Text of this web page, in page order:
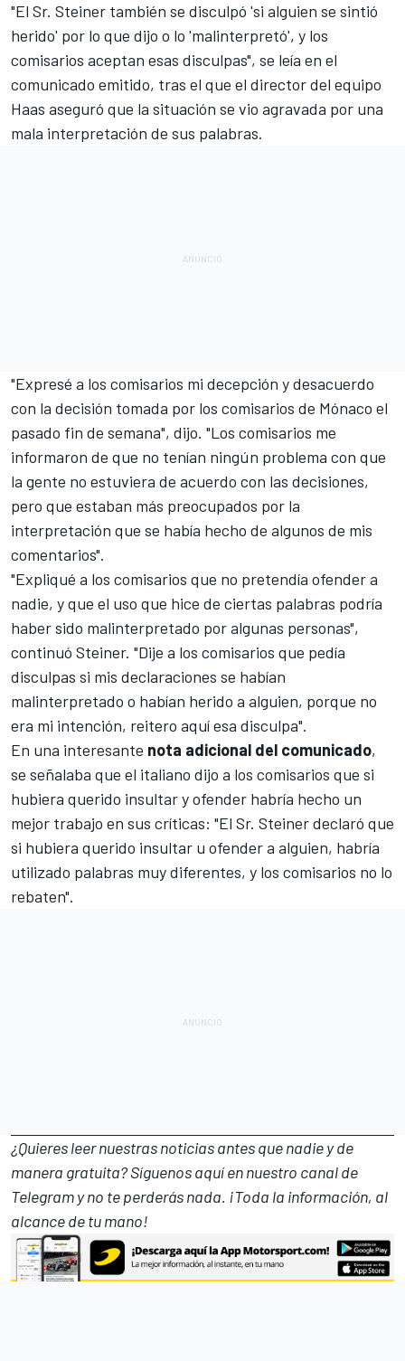
"El Sr. Steiner también se disculpó 'si alguien se sintió
herido' por lo que dijo o lo 'malinterpretó', y los
comisarios aceptan esas disculpas", se leía en el
comunicado emitido, tras el que el director del equipo
Haas aseguró que la situación se vio agravada por una
mala interpretación de sus palabras.
"Expresé a los comisarios mi decepción y desacuerdo
con la decisión tomada por los comisarios de Mónaco el
pasado fin de semana", dijo. "Los comisarios me
informaron de que no tenían ningún problema con que
la gente no estuviera de acuerdo con las decisiones,
pero que estaban más preocupados por la
interpretación que se había hecho de algunos de mis
comentarios".
"Expliqué a los comisarios que no pretendía ofender a
nadie, y que el uso que hice de ciertas palabras podría
haber sido malinterpretado por algunas personas",
continuó Steiner. "Dije a los comisarios que pedía
disculpas si mis declaraciones se habían
malinterpretado o habían herido a alguien, porque no
era mi intención, reitero aquí esa disculpa".
En una interesante nota adicional del comunicado,
se señalaba que el italiano dijo a los comisarios que si
hubiera querido insultar y ofender habría hecho un
mejor trabajo en sus críticas: "El Sr. Steiner declaró que
si hubiera querido insultar u ofender a alguien, habría
utilizado palabras muy diferentes, y los comisarios no lo
rebaten".
¿Quieres leer nuestras noticias antes que nadie y de
manera gratuita? Síguenosaquí en nuestro canal de
Telegramy no te perderás nada. ¡Toda la información, al
alcance de tu mano!